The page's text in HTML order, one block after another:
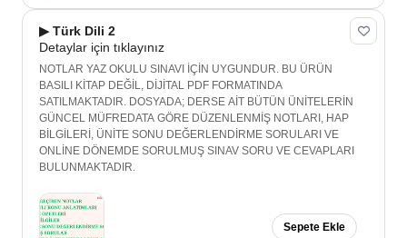
▶ Türk Dili 2
Detaylar için tıklayınız
NOTLAR YAZ OKULU SINAVI İÇİN UYGUNDUR. BU ÜRÜN
BASILI KİTAP DEĞİL, DİJİTAL PDF FORMATINDA
SATILMAKTADIR. DOSYADA; DERSE AİT BÜTÜN ÜNİTELERİN
GÜNCEL MÜFREDATA GÖRE DÜZENLENMİŞ NOTLARI, HAP
BİLGİLERİ, ÜNİTE SONU DEĞERLENDİRME SORULARI VE
ONLİNE DÖNEMDE SORULMUŞ SINAV SORU VE CEVAPLARI
BULUNMAKTADIR.
Sepete Ekle